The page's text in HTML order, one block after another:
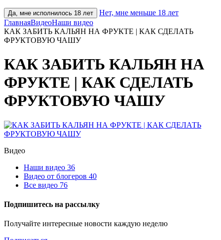
Да, мне исполнилось 18 лет
Нет, мне меньше 18 лет
ГлавнаяВидеоНаши видео
КАК ЗАБИТЬ КАЛЬЯН НА ФРУКТЕ | КАК СДЕЛАТЬ
ФРУКТОВУЮ ЧАШУ
КАК ЗАБИТЬ КАЛЬЯН НА
ФРУКТЕ | КАК СДЕЛАТЬ
ФРУКТОВУЮ ЧАШУ
Видео
Наши видео 36
Видео от блогеров 40
Все видео 76
Подпишитесь на рассылку
Получайте интересные новости каждую неделю